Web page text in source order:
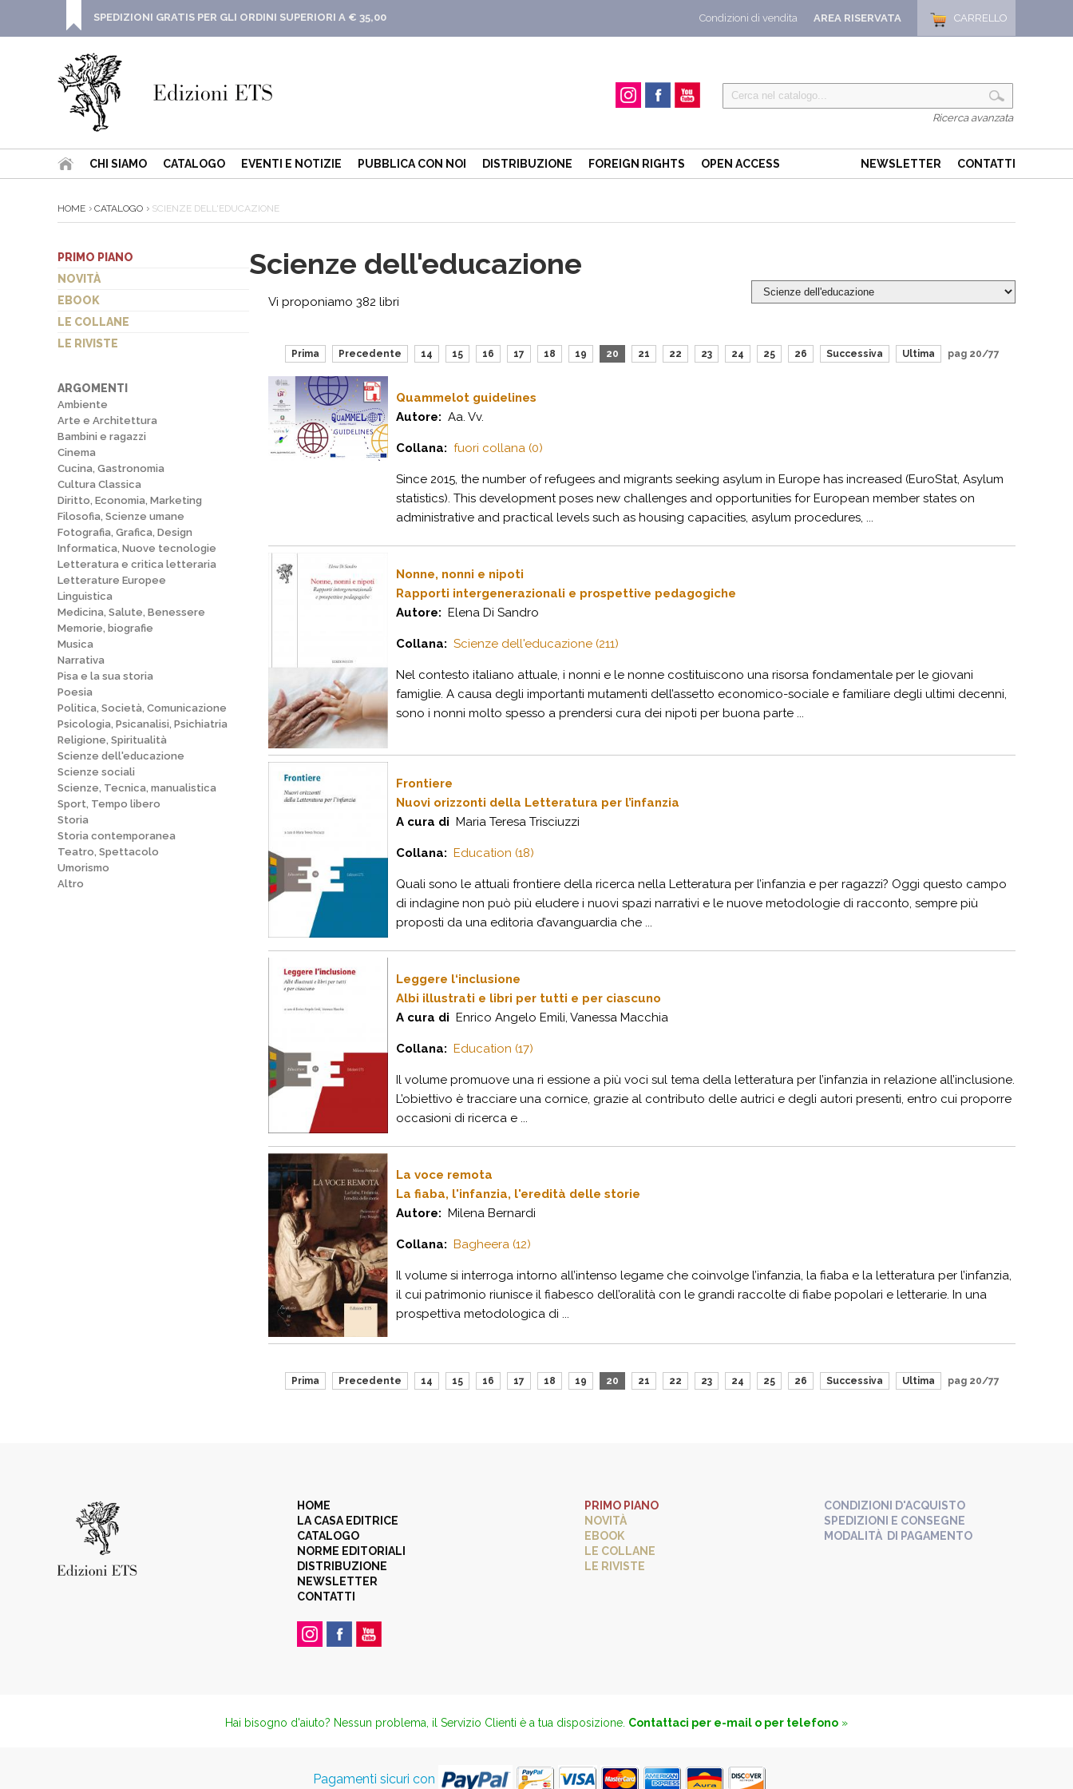
CARRELLO
AREA RISERVATA
Condizioni di vendita
SPEDIZIONI GRATIS PER GLI ORDINI SUPERIORI A € 35,00
Ricerca avanzata
CHI SIAMO CATALOGO EVENTI E NOTIZIE PUBBLICA CON NOI DISTRIBUZIONE FOREIGN RIGHTS OPEN ACCESS NEWSLETTER CONTATTI
HOME CATALOGO SCIENZE DELL'EDUCAZIONE
PRIMO PIANO
NOVITÀ
EBOOK
LE COLLANE
LE RIVISTE
ARGOMENTI
Ambiente
Arte e Architettura
Bambini e ragazzi
Cinema
Cucina, Gastronomia
Cultura Classica
Diritto, Economia, Marketing
Filosofia, Scienze umane
Fotografia, Grafica, Design
Informatica, Nuove tecnologie
Letteratura e critica letteraria
Letterature Europee
Linguistica
Medicina, Salute, Benessere
Memorie, biografie
Musica
Narrativa
Pisa e la sua storia
Poesia
Politica, Società, Comunicazione
Psicologia, Psicanalisi, Psichiatria
Religione, Spiritualità
Scienze dell'educazione
Scienze sociali
Scienze, Tecnica, manualistica
Sport, Tempo libero
Storia
Storia contemporanea
Teatro, Spettacolo
Umorismo
Altro
Scienze dell'educazione
Vi proponiamo 382 libri
Prima Precedente 14 15 16 17 18 19 20 21 22 23 24 25 26 Successiva Ultima pag 20/77
Quammelot guidelines
Autore: Aa. Vv.
Collana: fuori collana (0)
Since 2015, the number of refugees and migrants seeking asylum in Europe has increased (EuroStat, Asylum
statistics). This development poses new challenges and opportunities for European member states on
administrative and practical levels such as housing capacities, asylum procedures, ...
Nonne, nonni e nipoti
Rapporti intergenerazionali e prospettive pedagogiche
Autore: Elena Di Sandro
Collana: Scienze dell'educazione (211)
Nel contesto italiano attuale, i nonni e le nonne costituiscono una risorsa fondamentale per le giovani
famiglie. A causa degli importanti mutamenti dell’assetto economico-sociale e familiare degli ultimi decenni,
sono i nonni molto spesso a prendersi cura dei nipoti per buona parte ...
Frontiere
Nuovi orizzonti della Letteratura per l’infanzia
A cura di Maria Teresa Trisciuzzi
Collana: Education (18)
Quali sono le attuali frontiere della ricerca nella Letteratura per l’infanzia e per ragazzi? Oggi questo campo
di indagine non può più eludere i nuovi spazi narrativi e le nuove metodologie di racconto, sempre più
proposti da una editoria d’avanguardia che ...
Leggere l‘inclusione
Albi illustrati e libri per tutti e per ciascuno
A cura di Enrico Angelo Emili, Vanessa Macchia
Collana: Education (17)
Il volume promuove una ri essione a più voci sul tema della letteratura per l’infanzia in relazione all’inclusione.
L’obiettivo è tracciare una cornice, grazie al contributo delle autrici e degli autori presenti, entro cui proporre
occasioni di ricerca e ...
La voce remota
La fiaba, l'infanzia, l'eredità delle storie
Autore: Milena Bernardi
Collana: Bagheera (12)
Il volume si interroga intorno all’intenso legame che coinvolge l’infanzia, la fiaba e la letteratura per l’infanzia,
il cui patrimonio riunisce il fiabesco dell’oralità con le grandi raccolte di fiabe popolari e letterarie. In una
prospettiva metodologica di ...
Prima Precedente 14 15 16 17 18 19 20 21 22 23 24 25 26 Successiva Ultima pag 20/77
HOME
LA CASA EDITRICE
CATALOGO
NORME EDITORIALI
DISTRIBUZIONE
NEWSLETTER
CONTATTI
PRIMO PIANO
NOVITÀ
EBOOK
LE COLLANE
LE RIVISTE
CONDIZIONI D'ACQUISTO
SPEDIZIONI E CONSEGNE
MODALITÀ DI PAGAMENTO
Hai bisogno d'aiuto? Nessun problema, il Servizio Clienti è a tua disposizione. Contattaci per e-mail o per telefono »
Pagamenti sicuri con